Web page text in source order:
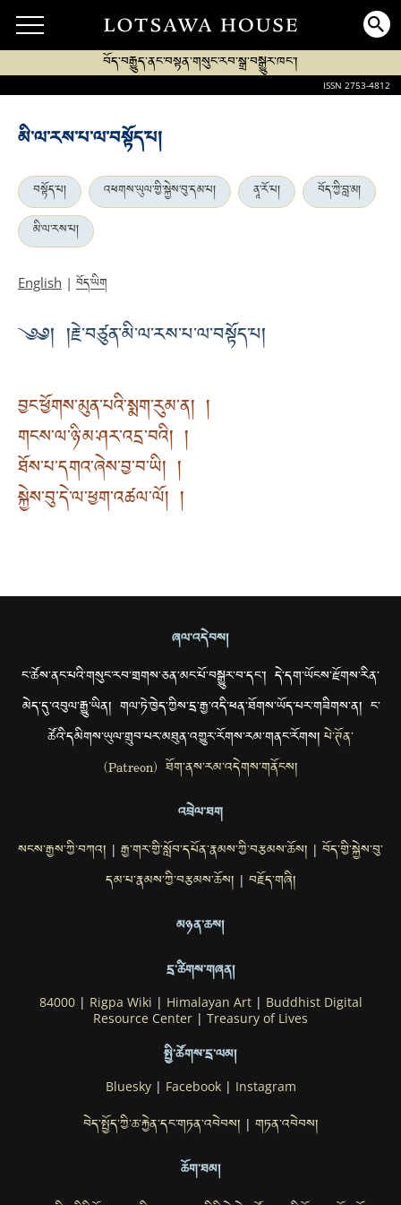
བོད་བརྒྱུད་ནང་བསྟན་གསུང་རབ་སྒྲ་བསྒྱུར་ཁང་།
ISSN 2753-4812
མི་ལ་རས་པ་ལ་བསྟོད་པ།
བསྟོད་པ། འཕགས་ཡུལ་གྱི་སྐྱེས་བུ་དམ་པ། ནཱ་རོ་པ།
བོད་ཀྱི་བླ་མ།
མི་ལ་རས་པ།
English | བོད་ཡིག
༄༅། །རྗེ་བཙུན་མི་ལ་རས་པ་ལ་བསྟོད་པ།
བྱང་ཕྱོགས་མུན་པའི་སྨག་རུམ་ན། །
གངས་ལ་ཉི་མ་ཤར་འདྲ་བའི། །
ཐོས་པ་དགའ་ཞེས་བྱ་བ་ཡི། །
སྐྱེས་བུ་དེ་ལ་ཕྱག་འཚལ་ལོ། །
ཞལ་འདེབས།
ང་ཚོས་ནང་པའི་གསུང་རབ་གྲགས་ཅན་མང་པོ་བསྒྱུར་བ་དང་། དེ་དག་ཡོངས་རྫོགས་རིན་
མེད་དུ་འབུལ་རྒྱུ་ཡིན། གལ་ཏེ་ཁྱེད་ཀྱིས་དྲ་རྒྱ་འདི་ཕན་ཐོགས་ཡོད་པར་གཟིགས་ན། ང་
ཚོའི་དམིགས་ཡུལ་གྲུབ་པར་མཐུན་འགྱུར་རོགས་རམ་གནང་རོགས།པེ་ཊོན་
(Patreon) ཐོག་ནས་རམ་འདེགས་གནོངས།
འབྲེལ་ཐག
སངས་རྒྱས་ཀྱི་བཀའ། | རྒྱ་གར་གྱི་སློབ་དཔོན་རྣམས་ཀྱི་བརྩམས་ཆོས། | བོད་གྱི་སྐྱེས་བུ་
དམ་པ་རྣམས་ཀྱི་བརྩམས་ཆོས། | བརྗོད་གཞི།
མཉན་ཆས།
དྲ་ཚིགས་གཞན།
84000| Rigpa Wiki | Himalayan Art| Buddhist Digital
Resource Center | Treasury of Lives
སྤྱི་ཚོགས་དྲ་ལམ།
Bluesky| Facebook| Instagram
བེད་སྤྱོད་ཀྱི་ཆ་རྐྱེན་དང་གཏན་འབེབས། | གཏན་འབེབས།
ཆོག་ཐམ།